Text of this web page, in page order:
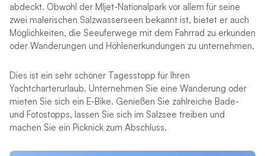
abdeckt. Obwohl der Mljet-Nationalpark vor allem für seine
zwei malerischen Salzwasserseen bekannt ist, bietet er auch
Möglichkeiten, die Seeuferwege mit dem Fahrrad zu erkunden
oder Wanderungen und Höhlenerkundungen zu unternehmen.
Dies ist ein sehr schöner Tagesstopp für Ihren
Yachtcharterurlaub. Unternehmen Sie eine Wanderung oder
mieten Sie sich ein E-Bike. Genießen Sie zahlreiche Bade-
und Fotostopps, lassen Sie sich im Salzsee treiben und
machen Sie ein Picknick zum Abschluss.